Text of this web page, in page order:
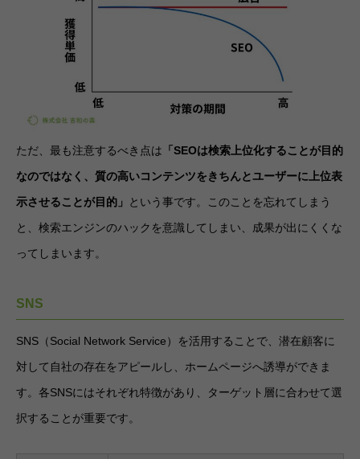
ただ、最も注意するべき点は 「SEOは検索上位化することが目的
なのではなく、質の高いコンテンツをきちんとユーザーに上位表
示させることが目的」
という事です。このことを忘れてしまう
と、検索エンジンのハックを意識してしまい、成果が出にくくな
ってしまいます。
SNS
SNS（Social Network Service）を活用することで、潜在顧客に
対して自社の存在をアピールし、ホームページへ誘導ができま
す。各SNSにはそれぞれ特徴があり、ターゲット層に合わせて選
択することが重要です。